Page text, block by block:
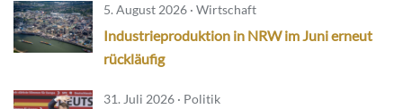
5. August 2026 · Wirtschaft
Industrieproduktion in NRW im Juni erneut
rückläufig
31. Juli 2026 · Politik